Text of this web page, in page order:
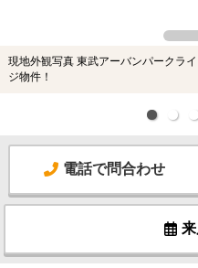
現地外観写真 東武アーバンパークラ
ジ物件！
電話で問合わせ